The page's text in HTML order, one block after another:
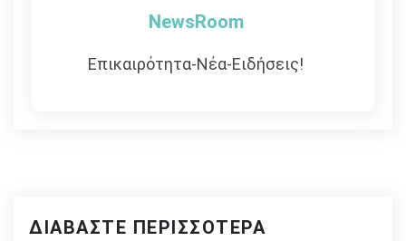
NewsRoom
Επικαιρότητα-Νέα-Ειδήσεις!
ΔΙΑΒΆΣΤΕ ΠΕΡΙΣΣΌΤΕΡΑ